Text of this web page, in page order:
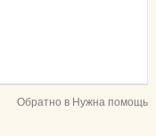
Обратно в Нужна помощь